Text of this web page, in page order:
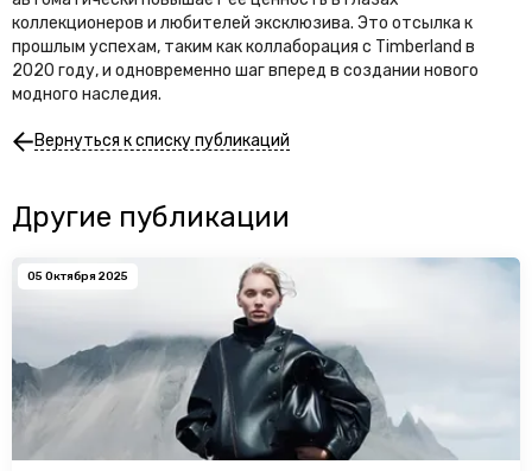
коллекционеров и любителей эксклюзива. Это отсылка к
прошлым успехам, таким как коллаборация с Timberland в
2020 году, и одновременно шаг вперед в создании нового
модного наследия.
Вернуться к списку публикаций
Другие публикации
05 Октября 2025